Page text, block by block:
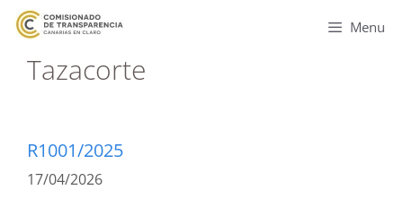
Menu
Tazacorte
R1001/2025
17/04/2026